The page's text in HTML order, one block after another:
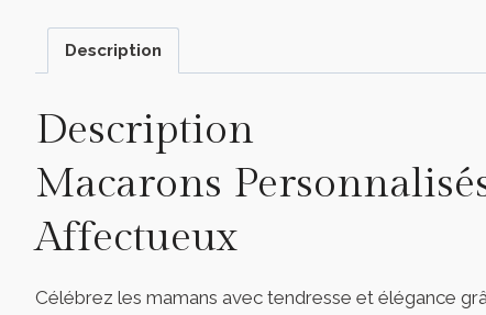
Description
Description
Macarons
Affectueux
Célébrez les mamans avec tendresse et élégance